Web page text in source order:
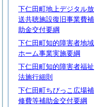
下仁田町地上デジタル放
送共聴施設復旧事業費補
助金交付要綱
下仁田町知的障害者地域
ホーム事業実施要綱
下仁田町知的障害者福祉
法施行細則
下仁田町ちびっこ広場補
修費等補助金交付要綱